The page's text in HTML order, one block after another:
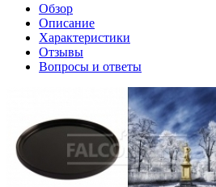
Обзор
Описание
Характеристики
Отзывы
Вопросы и ответы